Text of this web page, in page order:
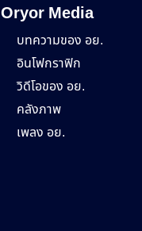
Oryor Media
บทความของ อย.
อินโฟกราฟิก
วิดีโอของ อย.
คลังภาพ
เพลง อย.